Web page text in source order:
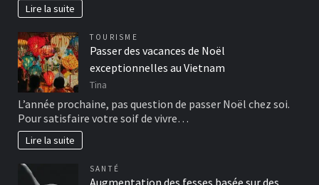
Lire la suite
TOURISME
Passer des vacances de Noël
exceptionnelles au Vietnam
Tina
L’année prochaine, pas question de passer Noël chez soi.
Pour satisfaire votre soif de vivre…
Lire la suite
SANTÉ
Augmentation des fesses basée sur des